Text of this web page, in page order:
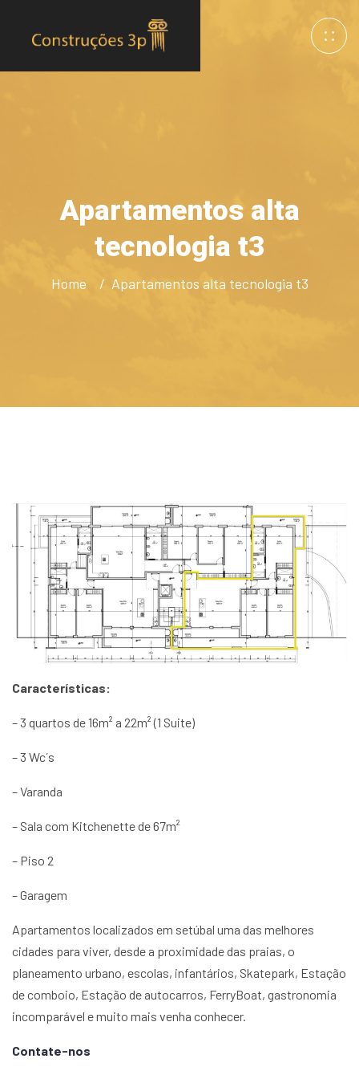
Apartamentos alta
tecnologia t3
Home Apartamentos alta tecnologia t3
Características:
– 3 quartos de 16m² a 22m² (1 Suite)
– 3 Wc´s
– Varanda
– Sala com Kitchenette de 67m²
– Piso 2
– Garagem
Apartamentos localizados em setúbal uma das melhores
cidades para viver, desde a proximidade das praias, o
planeamento urbano, escolas, infantários, Skatepark, Estação
de comboio, Estação de autocarros, FerryBoat, gastronomia
incomparável e muito mais venha conhecer.
Contate-nos